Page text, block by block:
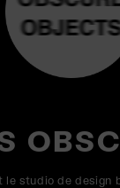
le studio de design